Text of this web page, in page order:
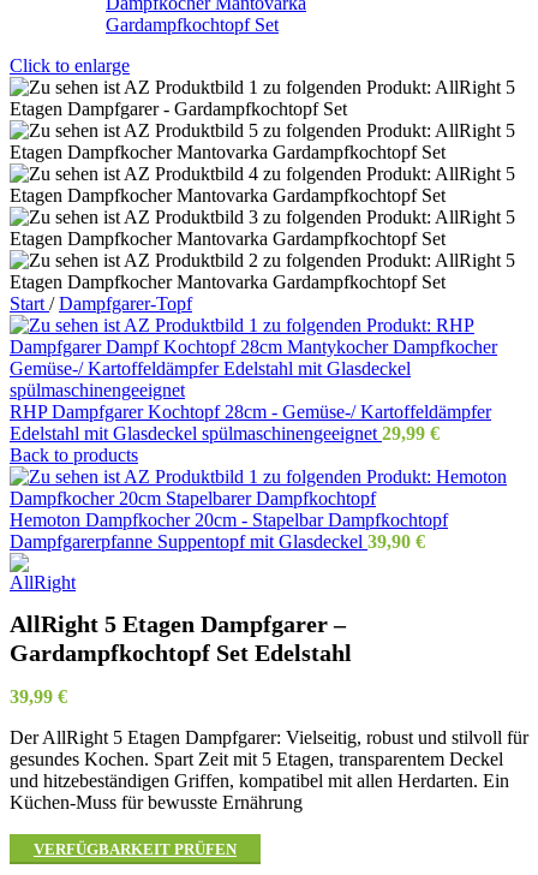
Click to enlarge
Start / Dampfgarer-Topf
RHP Dampfgarer Kochtopf 28cm - Gemüse-/ Kartoffeldämpfer
Edelstahl mit Glasdeckel spülmaschinengeeignet 29,99 €
Back to products
Hemoton Dampfkocher 20cm - Stapelbar Dampfkochtopf
Dampfgarerpfanne Suppentopf mit Glasdeckel 39,90 €
AllRight 5 Etagen Dampfgarer –
Gardampfkochtopf Set Edelstahl
39,99 €
Der AllRight 5 Etagen Dampfgarer: Vielseitig, robust und stilvoll für
gesundes Kochen. Spart Zeit mit 5 Etagen, transparentem Deckel
und hitzebeständigen Griffen, kompatibel mit allen Herdarten. Ein
Küchen-Muss für bewusste Ernährung
VERFÜGBARKEIT PRÜFEN